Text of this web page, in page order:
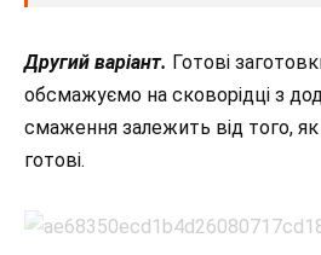
Другий варіант. Готові
обсмажуємо на сковорідці з
смаження залежить від того, як
готові.